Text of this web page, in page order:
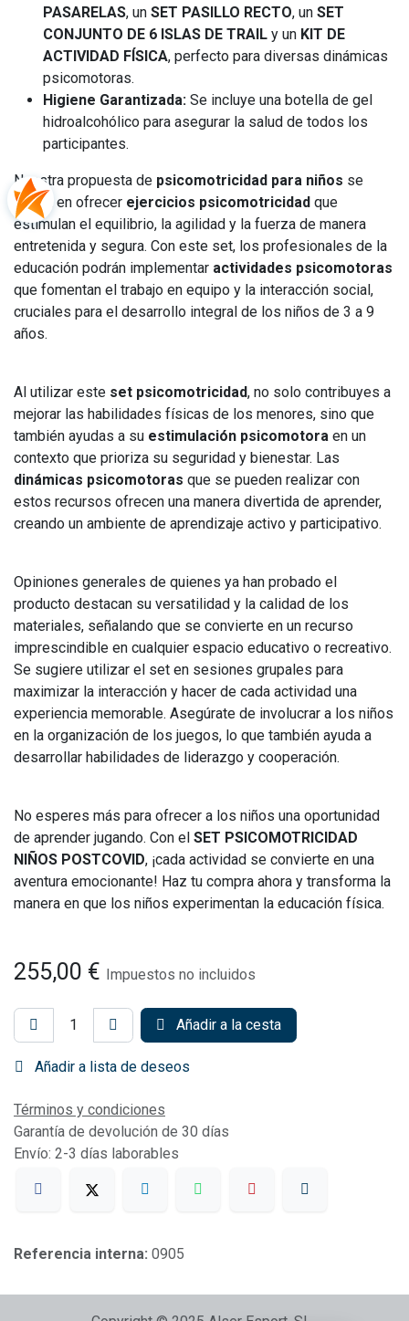
PASARELAS, un SET PASILLO RECTO, un SET
CONJUNTO DE 6 ISLAS DE TRAIL y un KIT DE
ACTIVIDAD FÍSICA, perfecto para diversas dinámicas
psicomotoras.
Higiene Garantizada: Se incluye una botella de gel
hidroalcohólico para asegurar la salud de todos los
participantes.
Nuestra propuesta de psicomotricidad para niños se
centra en ofrecer ejercicios psicomotricidad que
estimulan el equilibrio, la agilidad y la fuerza de manera
entretenida y segura. Con este set, los profesionales de la
educación podrán implementar actividades psicomotoras
que fomentan el trabajo en equipo y la interacción social,
cruciales para el desarrollo integral de los niños de 3 a 9
años.
Al utilizar este set psicomotricidad, no solo contribuyes a
mejorar las habilidades físicas de los menores, sino que
también ayudas a su estimulación psicomotora en un
contexto que prioriza su seguridad y bienestar. Las
dinámicas psicomotoras que se pueden realizar con
estos recursos ofrecen una manera divertida de aprender,
creando un ambiente de aprendizaje activo y participativo.
Opiniones generales de quienes ya han probado el
producto destacan su versatilidad y la calidad de los
materiales, señalando que se convierte en un recurso
imprescindible en cualquier espacio educativo o recreativo.
Se sugiere utilizar el set en sesiones grupales para
maximizar la interacción y hacer de cada actividad una
experiencia memorable. Asegúrate de involucrar a los niños
en la organización de los juegos, lo que también ayuda a
desarrollar habilidades de liderazgo y cooperación.
No esperes más para ofrecer a los niños una oportunidad
de aprender jugando. Con el SET PSICOMOTRICIDAD
NIÑOS POSTCOVID, ¡cada actividad se convierte en una
aventura emocionante! Haz tu compra ahora y transforma la
manera en que los niños experimentan la educación física.
255,00 € Impuestos no incluidos
Añadir a la cesta
Añadir a lista de deseos
Términos y condiciones
Garantía de devolución de 30 días
Envío: 2-3 días laborables
Referencia interna: 0905